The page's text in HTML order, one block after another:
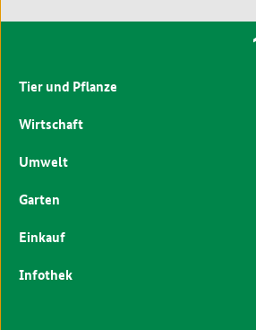
Tier und Pflanze
Wirtschaft
Umwelt
Garten
Einkauf
Infothek